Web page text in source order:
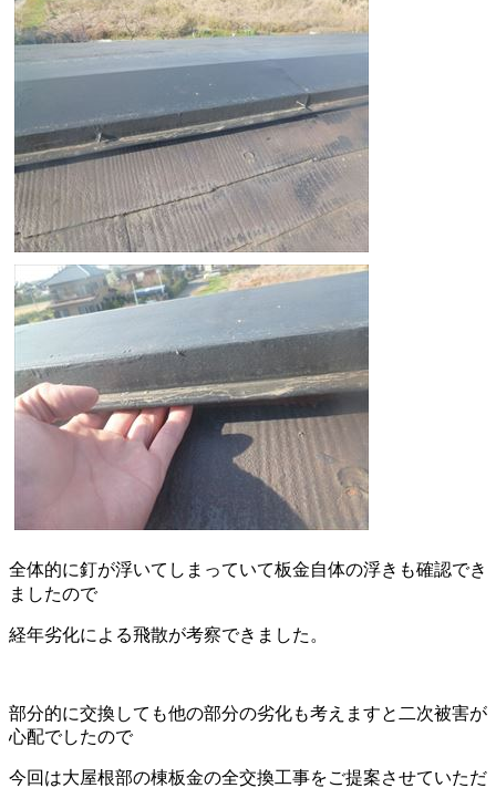
全体的に釘が浮いてしまっていて板金自体の浮きも確認でき
ましたので
経年劣化による飛散が考察できました。
部分的に交換しても他の部分の劣化も考えますと二次被害が
心配でしたので
今回は大屋根部の棟板金の全交換工事をご提案させていただ